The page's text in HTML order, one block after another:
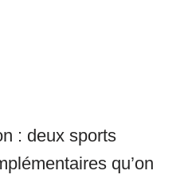
: deux sports
qu’on